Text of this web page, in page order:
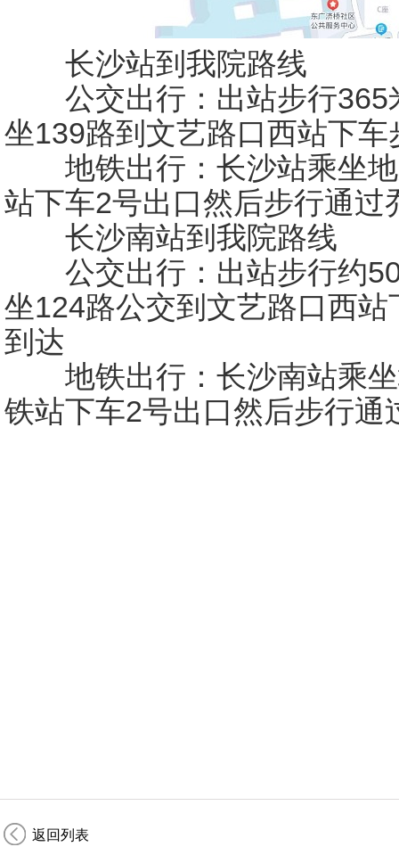
长沙站到我院路线
公交出行：出站步行365
坐139路到文艺路口西站下
地铁出行：长沙站乘坐地
站下车2号出口然后步行通过
长沙南站到我院路线
公交出行：出站步行约50
坐124路公交到文艺路口西
到达
地铁出行：长沙南站乘坐
铁站下车2号出口然后步行通
返回列表